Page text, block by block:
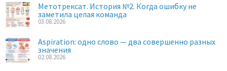
Метотрексат. История №2. Когда ошибку не
заметила целая команда
03.08.2026
Aspiration: одно слово — два совершенно разных
значения
02.08.2026